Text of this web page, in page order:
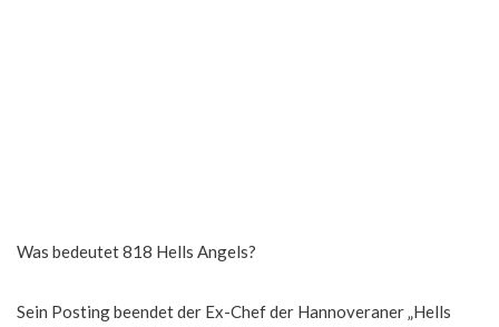
Was bedeutet 818 Hells Angels?
Sein Posting beendet der Ex-Chef der Hannoveraner „Hells